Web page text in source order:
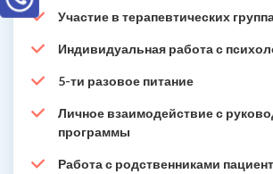
Участие в терапевтических
Индивидуальная работа с
5-ти разовое питание
Личное взаимодействие с
программы
Работа с родственниками